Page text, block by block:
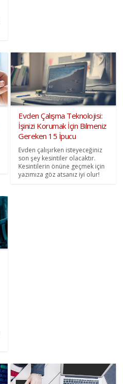
Evden Çalışma Teknolojisi:
İşinizi Korumak İçin Bilmeniz
Gereken 15 İpucu
Evden çalışırken isteyeceğiniz
son şey kesintiler olacaktır.
Kesintilerin önüne geçmek için
yazımıza göz atsanız iyi olur!